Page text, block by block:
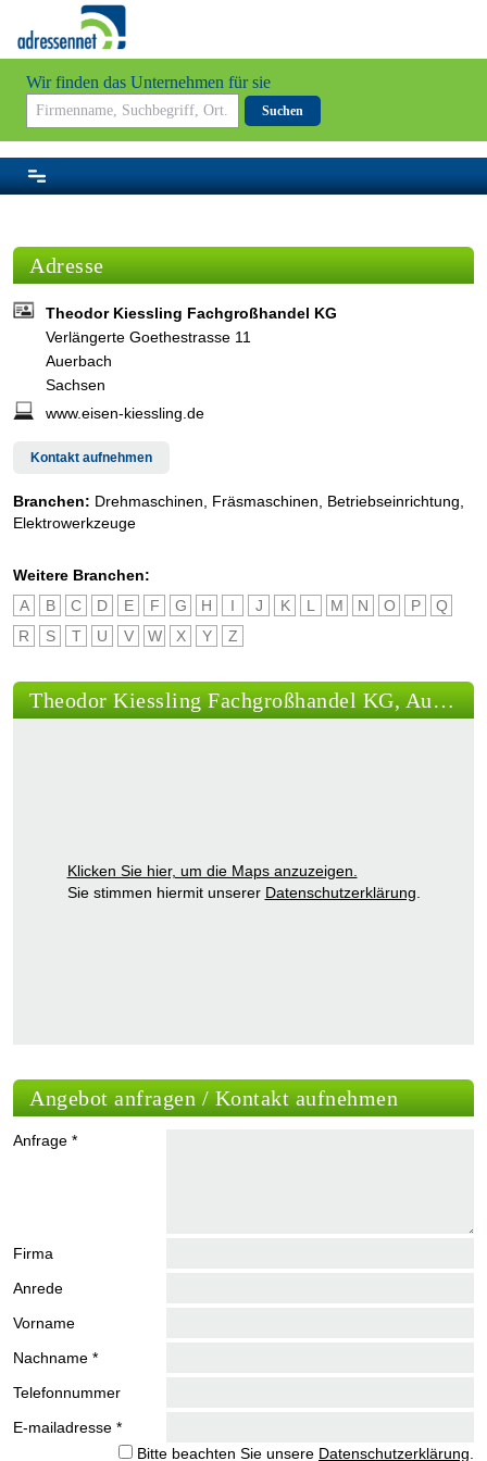
Wir finden das Unternehmen für sie
Suchen
Adresse
Theodor Kiessling Fachgroßhandel KG
Verlängerte Goethestrasse 11
Auerbach
Sachsen
www.eisen-kiessling.de
Kontakt aufnehmen
Branchen: Drehmaschinen Fräsmaschinen Betriebseinrichtung
Elektrowerkzeuge
Weitere Branchen:
A
B C D E F G H I J K L M N O P
Q
R
S T U V W X Y Z
Theodor Kiessling Fachgroßhandel KG, Auerbach
Klicken Sie hier, um die Maps anzuzeigen.
Sie stimmen hiermit unserer Datenschutzerklärung
Angebot anfragen / Kontakt aufnehmen
Anfrage *
Firma
Anrede
Vorname
Nachname *
Telefonnummer
E-mailadresse *
Bitte beachten Sie unsere Datenschutzerklärung